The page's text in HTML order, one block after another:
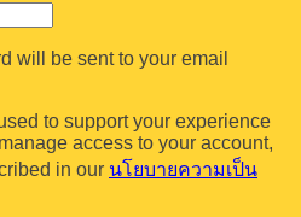
will be sent to your email
to support your experience
access to your account,
in our นโยบายความเป็น